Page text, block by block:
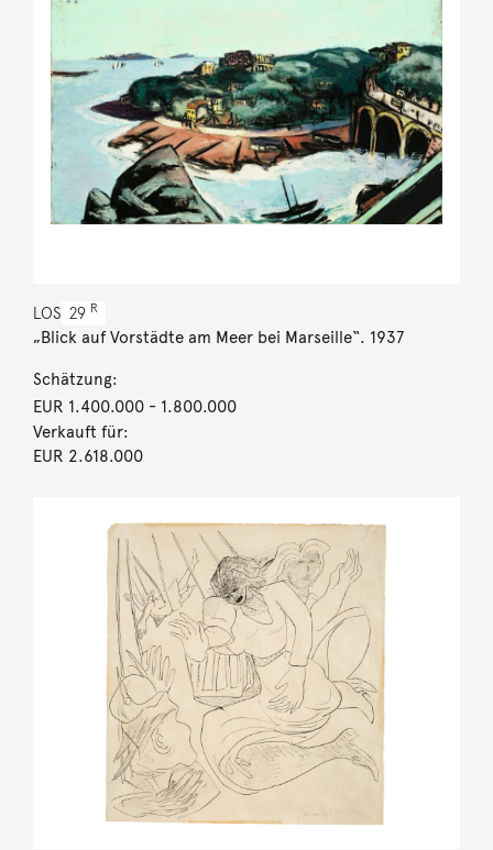
LOS 29 R
„Blick auf Vorstädte am Meer bei Marseille“. 1937
Schätzung:
EUR 1.400.000- 1.800.000
Verkauft für:
EUR 2.618.000